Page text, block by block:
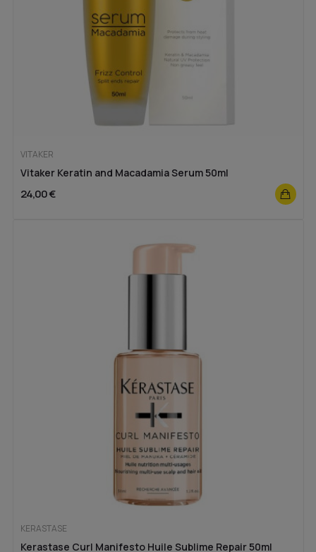
VITAKER
Vitaker Keratin and Macadamia Serum 50ml
24,00 €
KERASTASE
Kerastase Curl Manifesto Huile Sublime Repair 50ml